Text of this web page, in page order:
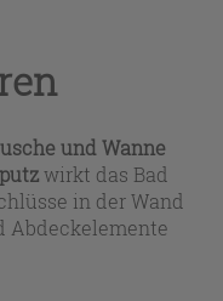
und Wanne
wirkt das Bad
in der Wand
Abdeckelemente
Sie passende
für die